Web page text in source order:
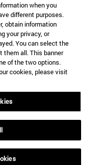
when you
different purposes.
obtain information
your privacy, or
You can select the
them all. This banner
of the two options.
cookies, please visit